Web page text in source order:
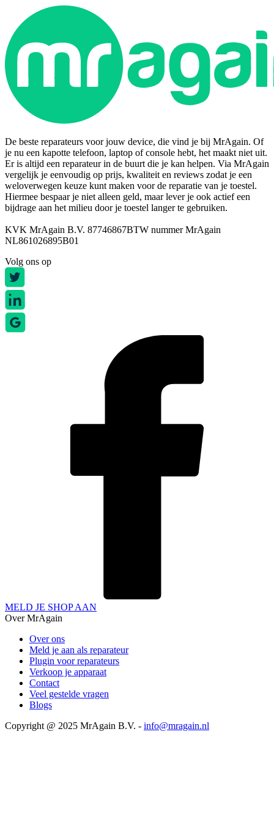
De beste reparateurs voor jouw device, die vind je bij MrAgain. Of
je nu een kapotte telefoon, laptop of console hebt, het maakt niet uit.
Er is altijd een reparateur in de buurt die je kan helpen. Via MrAgain
vergelijk je eenvoudig op prijs, kwaliteit en reviews zodat je een
weloverwegen keuze kunt maken voor de reparatie van je toestel.
Hiermee bespaar je niet alleen geld, maar lever je ook actief een
bijdrage aan het milieu door je toestel langer te gebruiken.
KVK MrAgain B.V. 87746867BTW nummer MrAgain
NL861026895B01
Volg ons op
MELD JE SHOP AAN
Over MrAgain
Over ons
Meld je aan als reparateur
Plugin voor reparateurs
Verkoop je apparaat
Contact
Veel gestelde vragen
Blogs
Copyright @ 2025 MrAgain B.V. - info@mragain.nl